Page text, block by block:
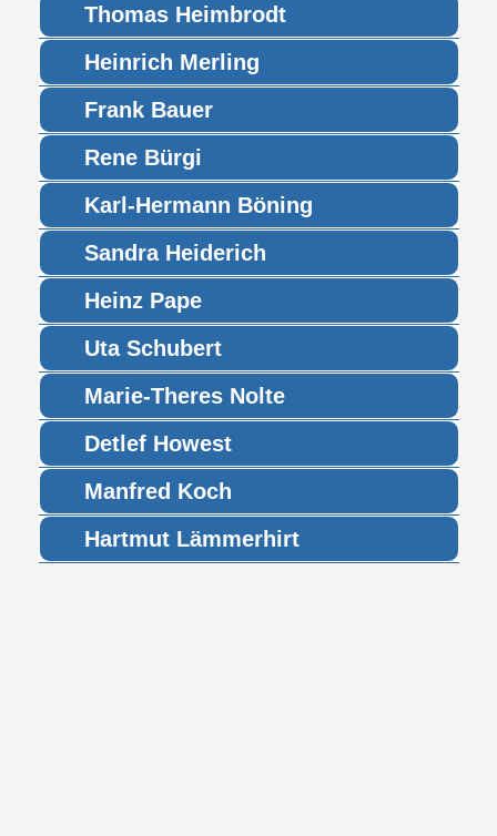
Thomas Heimbrodt
Heinrich Merling
Frank Bauer
Rene Bürgi
Karl-Hermann Böning
Sandra Heiderich
Heinz Pape
Uta Schubert
Marie-Theres Nolte
Detlef Howest
Manfred Koch
Hartmut Lämmerhirt